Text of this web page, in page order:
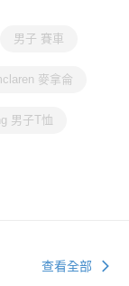
男子 賽車
麥拿侖
男子T恤
查看全部